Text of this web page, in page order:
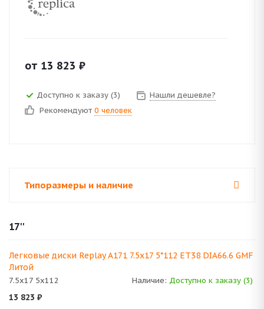
от 13 823 ₽
Доступно к заказу (3)
Нашли дешевле?
Рекомендуют 0 человек
Типоразмеры и наличие
17''
Легковые диски Replay A171 7.5x17 5*112 ET38 DIA66.6 GMF
Литой
7.5x17 5x112 Наличие: Доступно к заказу (3)
13 823 ₽